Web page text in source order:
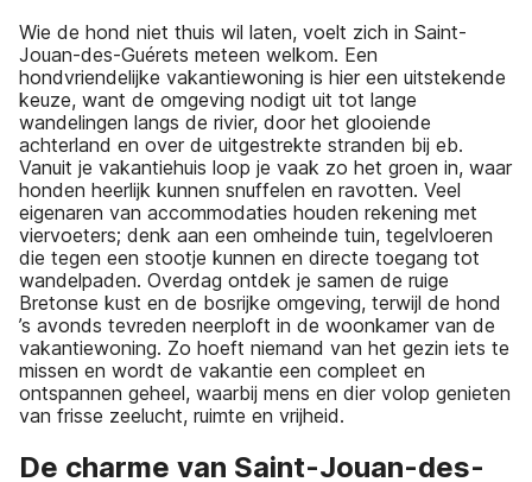
Wie de hond niet thuis wil laten, voelt zich in Saint-
Jouan-des-Guérets meteen welkom. Een
hondvriendelijke vakantiewoning is hier een uitstekende
keuze, want de omgeving nodigt uit tot lange
wandelingen langs de rivier, door het glooiende
achterland en over de uitgestrekte stranden bij eb.
Vanuit je vakantiehuis loop je vaak zo het groen in, waar
honden heerlijk kunnen snuffelen en ravotten. Veel
eigenaren van accommodaties houden rekening met
viervoeters; denk aan een omheinde tuin, tegelvloeren
die tegen een stootje kunnen en directe toegang tot
wandelpaden. Overdag ontdek je samen de ruige
Bretonse kust en de bosrijke omgeving, terwijl de hond
’s avonds tevreden neerploft in de woonkamer van de
vakantiewoning. Zo hoeft niemand van het gezin iets te
missen en wordt de vakantie een compleet en
ontspannen geheel, waarbij mens en dier volop genieten
van frisse zeelucht, ruimte en vrijheid.
De charme van Saint-Jouan-des-